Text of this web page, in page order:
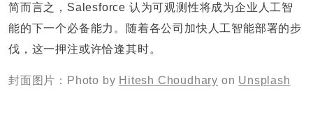
简而言之，Salesforce 认为可观测性将成为企业人工智
能的下一个必备能力。随着各公司加快人工智能部署的步
伐，这一押注或许恰逢其时。
封面图片：Photo by Hitesh Choudhary on Unsplash